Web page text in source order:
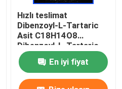
Hızlı teslimat
Dibenzoyl-L-Tartaric
Asit C18H14O8
Dibenzoyl-L-Tartaric
CAS 2743-38-6
En iyi fiyat